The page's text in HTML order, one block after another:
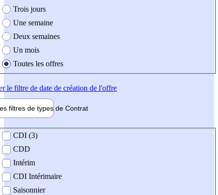
Trois jours
Une semaine
Deux semaines
Un mois
Toutes les offres
le filtre de date de création de l'offre
filtres de types de Contrat
contrat
CDI (3)
CDD
Intérim
CDI Intérimaire
Saisonnier